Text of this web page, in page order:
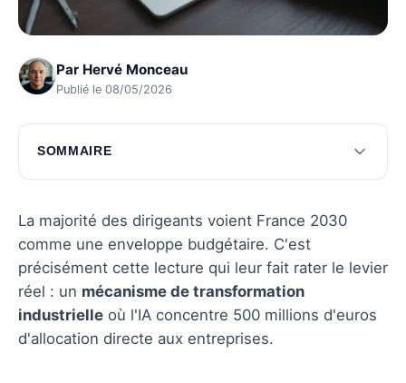
Par Hervé Monceau
Publié le 08/05/2026
SOMMAIRE
Les ambitions du plan France 2030
Les répercussions sur les entreprises
Questions fréquentes
La majorité des dirigeants voient France 2030
comme une enveloppe budgétaire. C'est
précisément cette lecture qui leur fait rater le levier
réel : un mécanisme de transformation
industrielle où l'IA concentre 500 millions d'euros
d'allocation directe aux entreprises.